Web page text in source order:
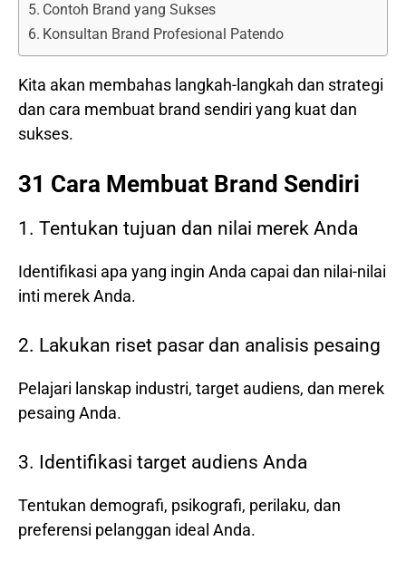
Contoh Brand yang Sukses
Konsultan Brand Profesional Patendo
Kita akan membahas langkah-langkah dan strategi
dan cara membuat brand sendiri yang kuat dan
sukses.
31 Cara Membuat Brand Sendiri
1. Tentukan tujuan dan nilai merek Anda
Identifikasi apa yang ingin Anda capai dan nilai-nilai
inti merek Anda.
2. Lakukan riset pasar dan analisis pesaing
Pelajari lanskap industri, target audiens, dan merek
pesaing Anda.
3. Identifikasi target audiens Anda
Tentukan demografi, psikografi, perilaku, dan
preferensi pelanggan ideal Anda.